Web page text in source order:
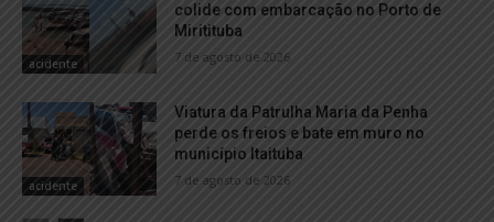
acidente
colide com embarcação no Porto de
Miritituba
7 de agosto de 2026
acidente
Viatura da Patrulha Maria da Penha
perde os freios e bate em muro no
município Itaituba
7 de agosto de 2026